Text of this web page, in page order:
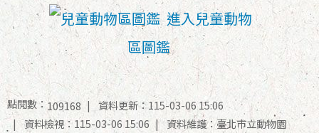
進入兒童動物
區圖鑑
點閱數：109168
資料更新：115-03-06 15:06
資料檢視：115-03-06 15:06
資料維護：臺北市立動物園